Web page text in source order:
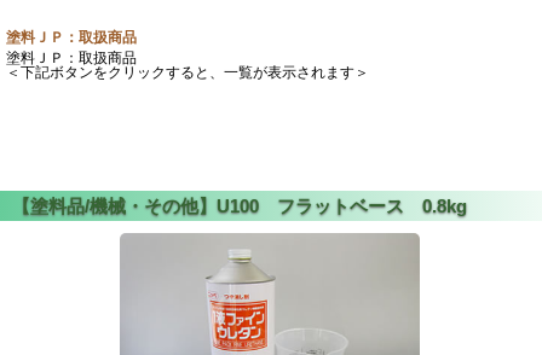
塗料ＪＰ：取扱商品
塗料ＪＰ：取扱商品
＜下記ボタンをクリックすると、一覧が表示されます＞